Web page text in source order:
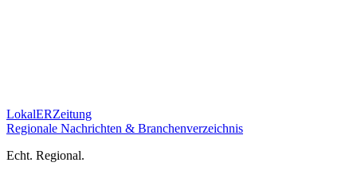
LokalERZeitung
Regionale Nachrichten & Branchenverzeichnis
Echt. Regional.